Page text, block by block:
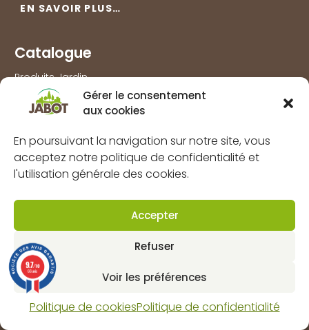
Gérer le consentement
aux cookies
En poursuivant la navigation sur notre site, vous
acceptez notre politique de confidentialité et
l'utilisation générale des cookies.
Accepter
Refuser
Voir les préférences
Politique de cookiesPolitique de confidentialité
EN SAVOIR PLUS…
Catalogue
Produits Jardin
Produits Agri
Produits Outillage & Protection
Produits Travaux extérieurs
Information
À propos
FAQs
Mentions légales
Politique de confidentialité
9.7/10
66 avis